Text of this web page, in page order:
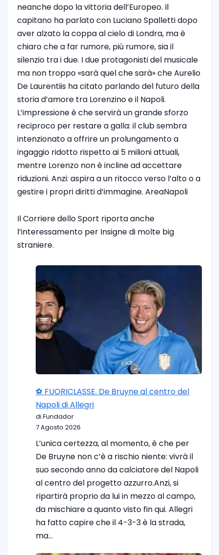
neanche dopo la vittoria dell’Europeo. Il
capitano ha parlato con Luciano Spalletti dopo
aver alzato la coppa al cielo di Londra, ma è
chiaro che a far rumore, più rumore, sia il
silenzio tra i due. I due protagonisti del musicale
ma non troppo «sarà quel che sarà» che Aurelio
De Laurentiis ha citato parlando del futuro della
storia d’amore tra Lorenzino e il Napoli.
L’impressione è che servirà un grande sforzo
reciproco per restare a galla: il club sembra
intenzionato a offrire un prolungamento a
ingaggio ridotto rispetto ai 5 milioni attuali,
mentre Lorenzo non è incline ad accettare
riduzioni. Anzi: aspira a un ritocco verso l’alto o a
gestire i propri diritti d’immagine. AreaNapoli
Il Corriere dello Sport riporta anche
l’interessamento per Insigne di molte big
straniere.
⚽️ FUORICLASSE. De Bruyne al centro del
Napoli di Allegri
di Fundador
7 Agosto 2026
L’unica certezza, al momento, è che per
De Bruyne non c’è a rischio niente: vivrà il
suo secondo anno da calciatore del Napoli
al centro del progetto azzurro.Anzi, si
ripartirà proprio da lui in mezzo al campo,
da mischiare a quanto visto fin qui. Allegri
ha fatto capire che il 4-3-3 è la strada,
ma…